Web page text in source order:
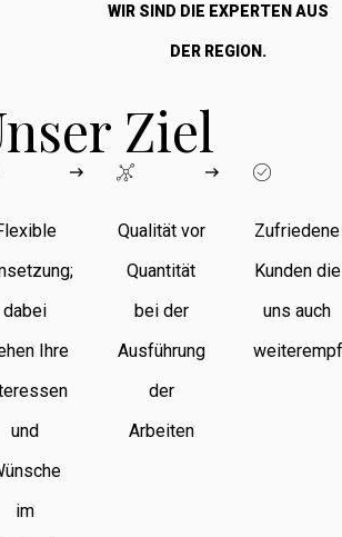
WIR SIND DIE EXPERTEN AUS
DER REGION.
Ziel
dabei
Ihre
und
im
Qualität vor
Quantität
bei der
Ausführung
der
Arbeiten
Zufriedene
Kunden die
uns auch